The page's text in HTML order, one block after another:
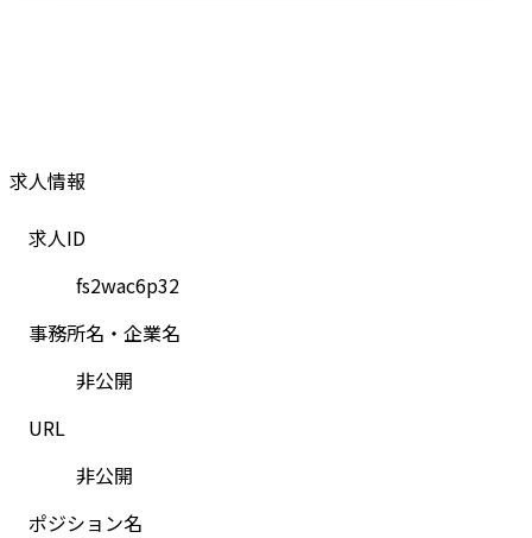
求人情報
求人ID
fs2wac6p32
事務所名・企業名
非公開
URL
非公開
ポジション名